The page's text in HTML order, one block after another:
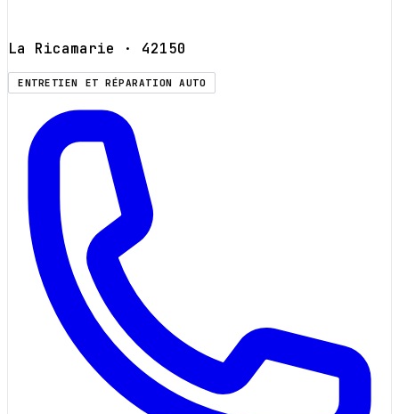
La Ricamarie · 42150
ENTRETIEN ET RÉPARATION AUTO